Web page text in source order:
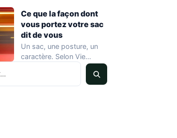
inaperçus — y…
Ce que la façon dont
vous portez votre sac
dit de vous
Un sac, une posture, un
caractère. Selon Vie
Pratique Féminin, la